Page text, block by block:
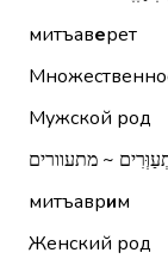
митъаверет
Мужской род
~ מתעוורים
митъаврим
Женский род